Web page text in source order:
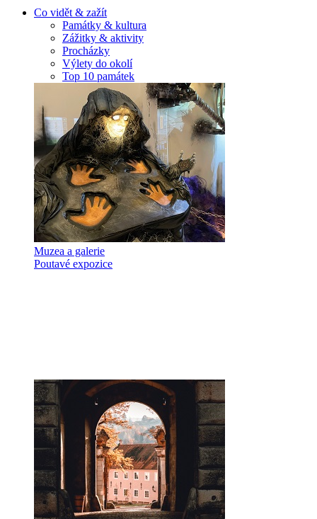
Co vidět & zažít
Památky & kultura
Zážitky & aktivity
Procházky
Výlety do okolí
Top 10 památek
Muzea a galerie
Poutavé expozice